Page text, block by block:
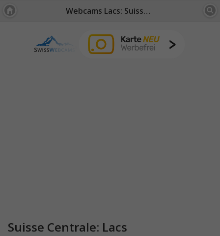
Webcams Lacs: Suisse Centrale
Suisse Centrale: Lacs